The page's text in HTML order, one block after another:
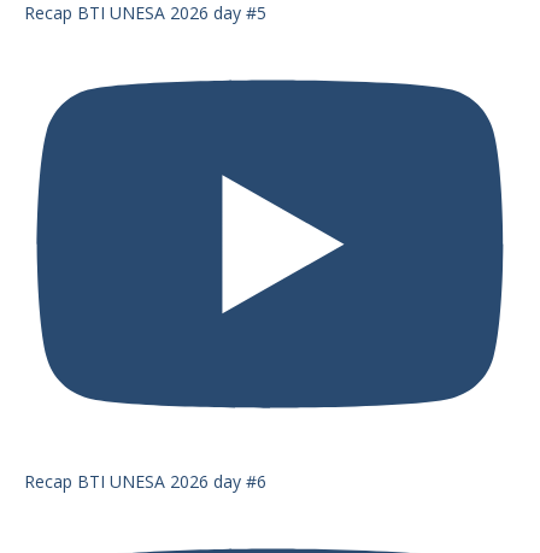
Recap BTI UNESA 2026 day #5
Recap BTI UNESA 2026 day #6